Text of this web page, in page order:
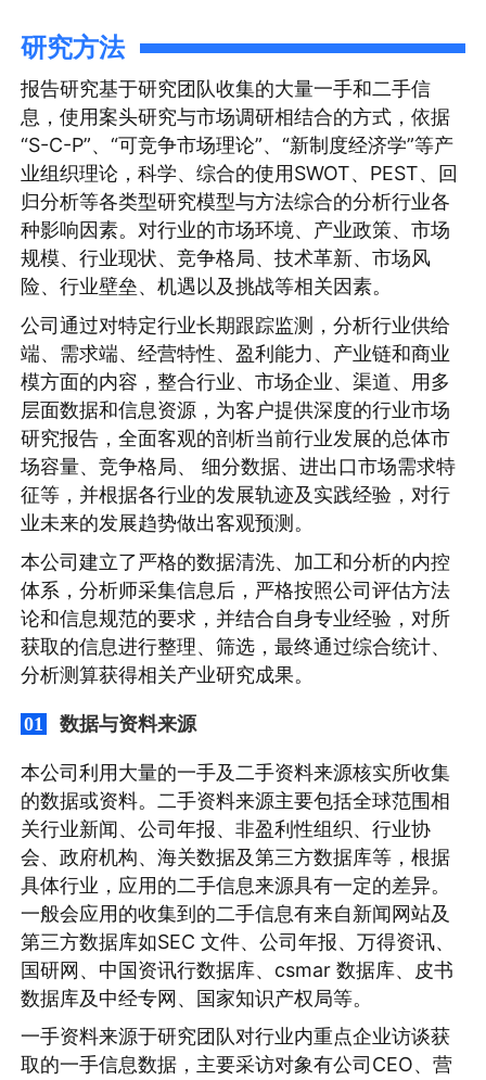
研究方法
报告研究基于研究团队收集的大量一手和二手信
息，使用案头研究与市场调研相结合的方式，依据
“S-C-P”、“可竞争市场理论”、“新制度经济学”等产
业组织理论，科学、综合的使用SWOT、PEST、回
归分析等各类型研究模型与方法综合的分析行业各
种影响因素。对行业的市场环境、产业政策、市场
规模、行业现状、竞争格局、技术革新、市场风
险、行业壁垒、机遇以及挑战等相关因素。
公司通过对特定行业长期跟踪监测，分析行业供给
端、需求端、经营特性、盈利能力、产业链和商业
模方面的内容，整合行业、市场企业、渠道、用多
层面数据和信息资源，为客户提供深度的行业市场
研究报告，全面客观的剖析当前行业发展的总体市
场容量、竞争格局、 细分数据、进出口市场需求特
征等，并根据各行业的发展轨迹及实践经验，对行
业未来的发展趋势做出客观预测。
本公司建立了严格的数据清洗、加工和分析的内控
体系，分析师采集信息后，严格按照公司评估方法
论和信息规范的要求，并结合自身专业经验，对所
获取的信息进行整理、筛选，最终通过综合统计、
分析测算获得相关产业研究成果。
01 数据与资料来源
本公司利用大量的一手及二手资料来源核实所收集
的数据或资料。二手资料来源主要包括全球范围相
关行业新闻、公司年报、非盈利性组织、行业协
会、政府机构、海关数据及第三方数据库等，根据
具体行业，应用的二手信息来源具有一定的差异。
一般会应用的收集到的二手信息有来自新闻网站及
第三方数据库如SEC 文件、公司年报、万得资讯、
国研网、中国资讯行数据库、csmar 数据库、皮书
数据库及中经专网、国家知识产权局等。
一手资料来源于研究团队对行业内重点企业访谈获
取的一手信息数据，主要采访对象有公司CEO、营